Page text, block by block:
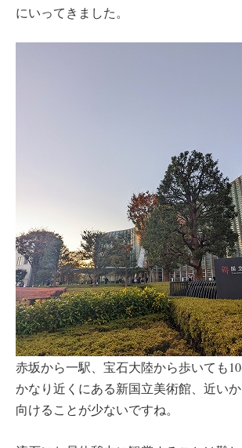
にいってきました。
赤坂から一駅、宝石大陸から歩いても
かなり近くにある新国立美術館、近い
向けることが少ないですね。